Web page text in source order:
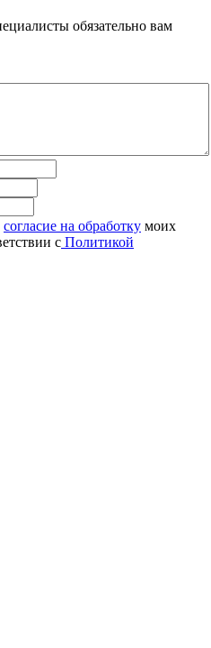
обязательно вам
согласие на обработку моих
с Политикой